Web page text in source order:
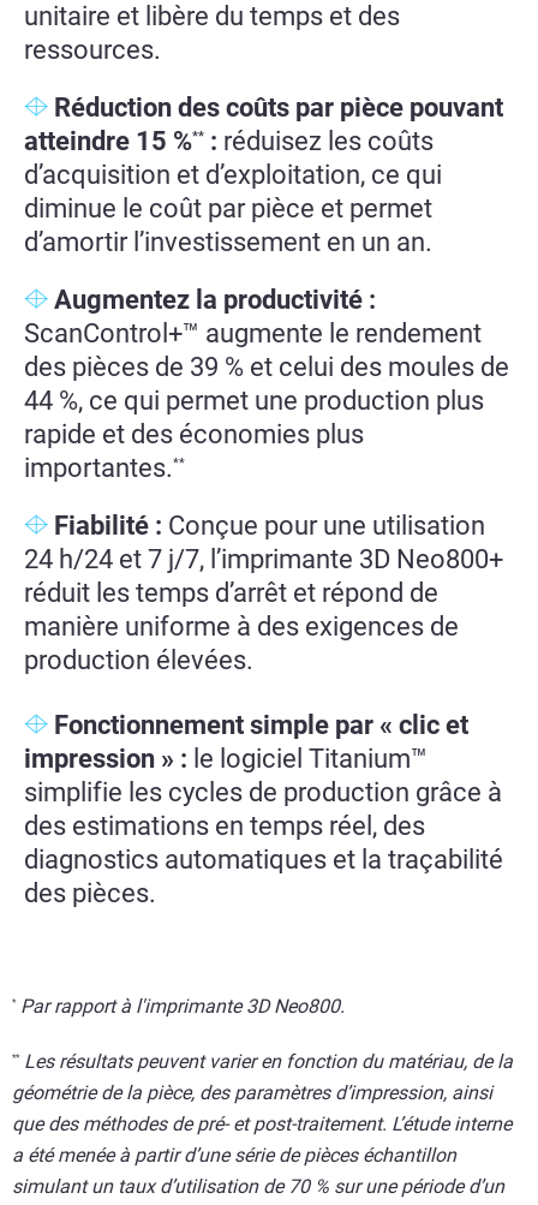
unitaire et libère du temps et des
ressources.
Réduction des coûts par pièce pouvant
atteindre 15 %** : réduisez les coûts
d’acquisition et d’exploitation, ce qui
diminue le coût par pièce et permet
d’amortir l’investissement en un an.
Augmentez la productivité :
ScanControl+™ augmente le rendement
des pièces de 39 % et celui des moules de
44 %, ce qui permet une production plus
rapide et des économies plus
importantes.**
Fiabilité : Conçue pour une utilisation
24 h/24 et 7 j/7, l’imprimante 3D Neo800+
réduit les temps d’arrêt et répond de
manière uniforme à des exigences de
production élevées.
Fonctionnement simple par « clic et
impression » : le logiciel Titanium™
simplifie les cycles de production grâce à
des estimations en temps réel, des
diagnostics automatiques et la traçabilité
des pièces.
* Par rapport à l'imprimante 3D Neo800.
**Les résultats peuvent varier en fonction du matériau, de la
géométrie de la pièce, des paramètres d’impression, ainsi
que des méthodes de pré- et post-traitement. L’étude interne
a été menée à partir d’une série de pièces échantillon
simulant un taux d’utilisation de 70 % sur une période d’un